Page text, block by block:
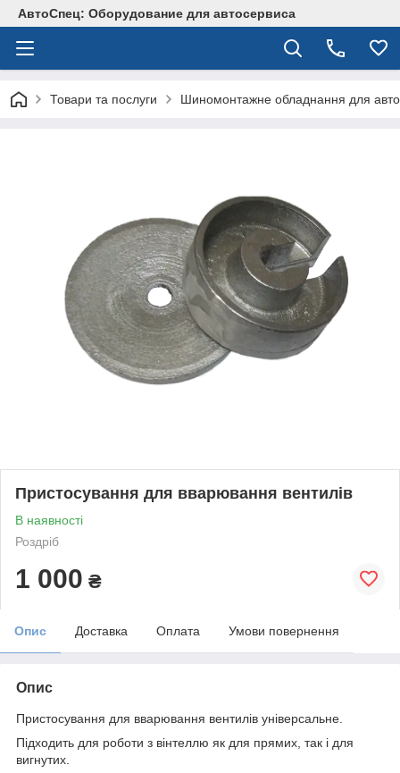
АвтоСпец: Оборудование для автосервиса
Товари та послуги Шиномонтажне обладнання для
Пристосування для вварювання вентилів
В наявності
Роздріб
1 000 ₴
Опис Доставка Оплата Умови повернення
Опис
Пристосування для вварювання вентилів універсальне.
Підходить для роботи з вінтеллю як для прямих, так і для
вигнутих.